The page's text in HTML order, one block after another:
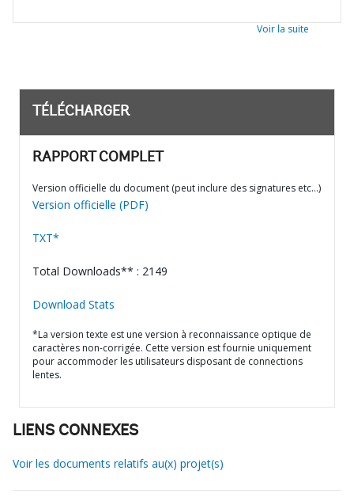
Voir la suite
TÉLÉCHARGER
RAPPORT COMPLET
Version officielle du document (peut inclure des signatures etc…)
Version officielle (PDF)
TXT*
Total Downloads** : 2149
Download Stats
*La version texte est une version à reconnaissance optique de
caractères non-corrigée. Cette version est fournie uniquement
pour accommoder les utilisateurs disposant de connections
lentes.
LIENS CONNEXES
Voir les documents relatifs au(x) projet(s)